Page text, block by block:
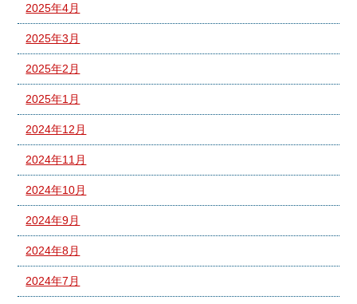
2025年4月
2025年3月
2025年2月
2025年1月
2024年12月
2024年11月
2024年10月
2024年9月
2024年8月
2024年7月